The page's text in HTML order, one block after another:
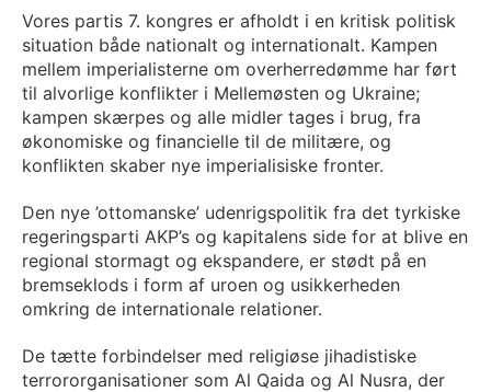
Vores partis 7. kongres er afholdt i en kritisk politisk
situation både nationalt og internationalt. Kampen
mellem imperialisterne om overherredømme har ført
til alvorlige konflikter i Mellemøsten og Ukraine;
kampen skærpes og alle midler tages i brug, fra
økonomiske og financielle til de militære, og
konflikten skaber nye imperialisiske fronter.
Den nye ’ottomanske’ udenrigspolitik fra det tyrkiske
regeringsparti AKP’s og kapitalens side for at blive en
regional stormagt og ekspandere, er stødt på en
bremseklods i form af uroen og usikkerheden
omkring de internationale relationer.
De tætte forbindelser med religiøse jihadistiske
terrororganisationer som Al Qaida og Al Nusra, der